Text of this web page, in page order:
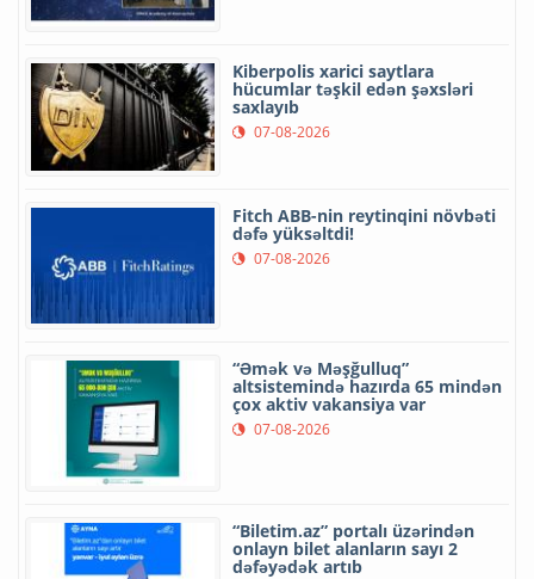
Kiberpolis xarici saytlara
hücumlar təşkil edən şəxsləri
saxlayıb
07-08-2026
Fitch ABB-nin reytinqini növbəti
dəfə yüksəltdi!
07-08-2026
“Əmək və Məşğulluq”
altsistemində hazırda 65 mindən
çox aktiv vakansiya var
07-08-2026
“Biletim.az” portalı üzərindən
onlayn bilet alanların sayı 2
dəfəyədək artıb